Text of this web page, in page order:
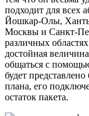
подходит для всех
Йошкар-Олы,
Москвы и Санкт-
различных
достойная
общаться с
будет
плана, его
остаток пакета.